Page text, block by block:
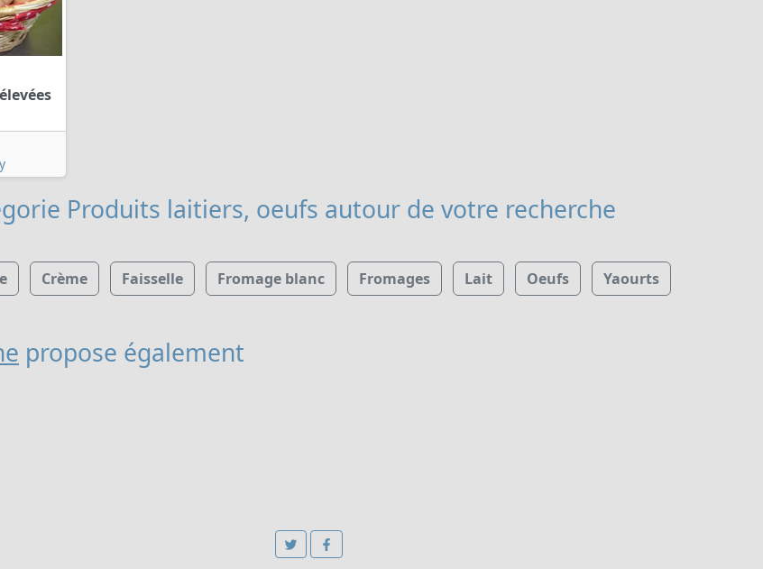
Produits laitiers, oeufs autour de votre recherche
Crème Faisselle Fromage blanc Fromages Lait Oeufs Yaourts
propose également